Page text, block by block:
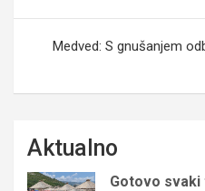
Medved: S gnušanjem
Aktualno
Gotovo